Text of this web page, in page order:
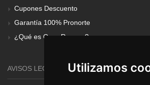
Utilizamos
Cupones Descuento
Garantía 100% Pronorte
¿Qué es Gear Renove?
AVISOS LEGALES